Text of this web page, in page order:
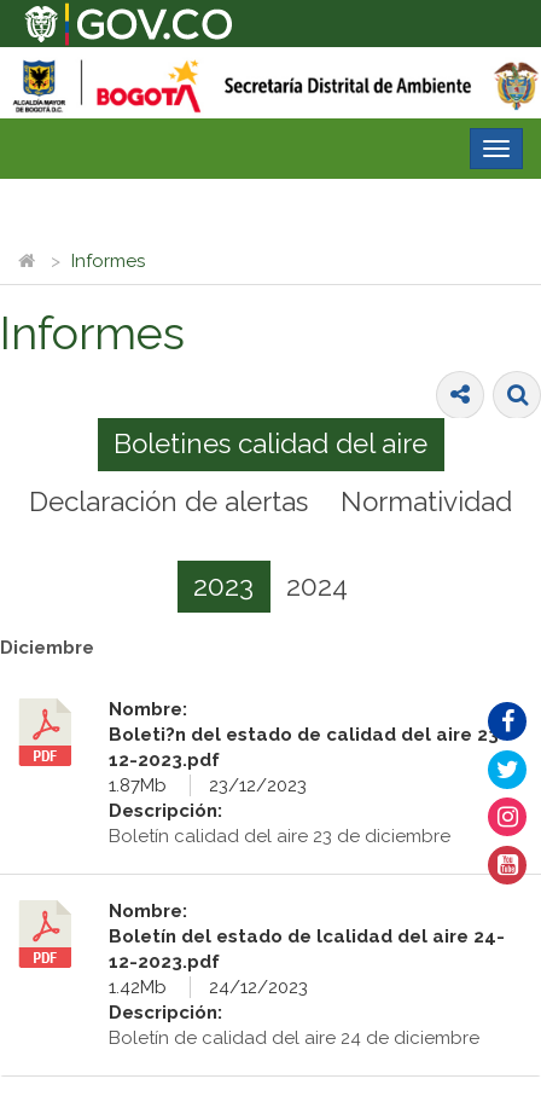
Informes
Informes
Boletines calidad del aire
Declaración de alertas
Normatividad
2023 2024
Diciembre
Nombre:
Boleti?n del estado de calidad del aire 23-
12-2023.pdf
1.87Mb
23/12/2023
Descripción:
Boletín calidad del aire 23 de diciembre
Nombre:
Boletín del estado de lcalidad del aire 24-
12-2023.pdf
1.42Mb
24/12/2023
Descripción:
Boletín de calidad del aire 24 de diciembre